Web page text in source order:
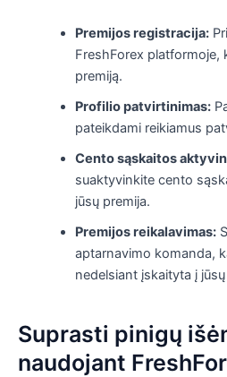
Premijos registracija:
FreshForex platformoje,
premiją.
Profilio patvirtinimas:
pateikdami reikiamus
Cento sąskaitos
suaktyvinkite cento
jūsų premija.
Premijos reikalavimas:
aptarnavimo komanda,
nedelsiant įskaityta į
Suprasti pinigų
naudojant